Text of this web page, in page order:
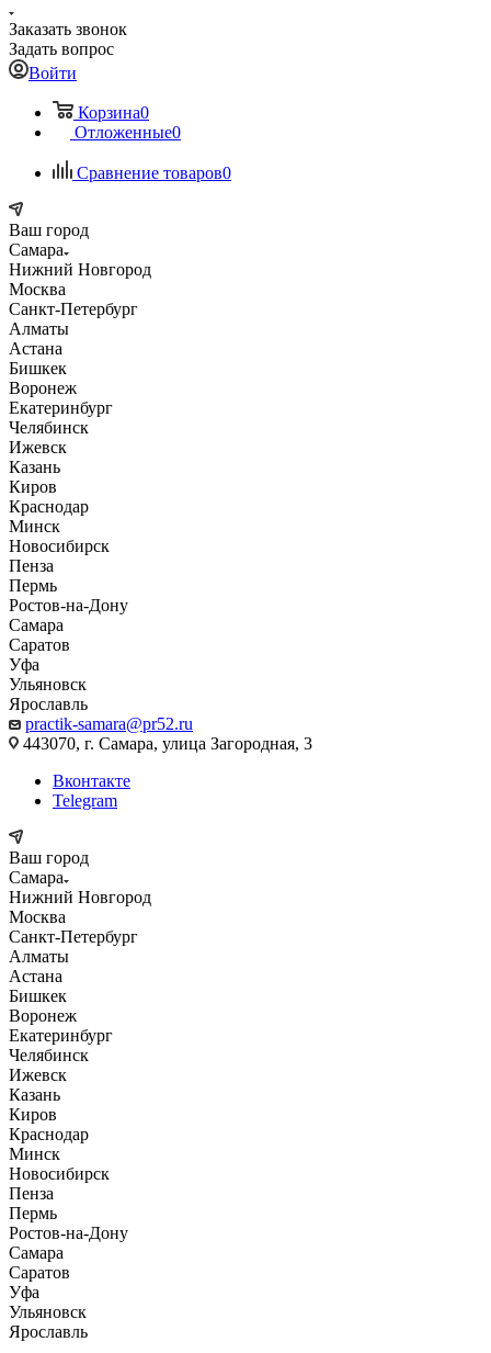
Заказать звонок
Задать вопрос
Войти
Корзина0
Отложенные0
Сравнение товаров0
Ваш город
Самара
Нижний Новгород
Москва
Санкт-Петербург
Алматы
Астана
Бишкек
Воронеж
Екатеринбург
Челябинск
Ижевск
Казань
Киров
Краснодар
Минск
Новосибирск
Пенза
Пермь
Ростов-на-Дону
Самара
Саратов
Уфа
Ульяновск
Ярославль
practik-samara@pr52.ru
443070, г. Самара, улица Загородная, 3
Вконтакте
Telegram
Ваш город
Самара
Нижний Новгород
Москва
Санкт-Петербург
Алматы
Астана
Бишкек
Воронеж
Екатеринбург
Челябинск
Ижевск
Казань
Киров
Краснодар
Минск
Новосибирск
Пенза
Пермь
Ростов-на-Дону
Самара
Саратов
Уфа
Ульяновск
Ярославль